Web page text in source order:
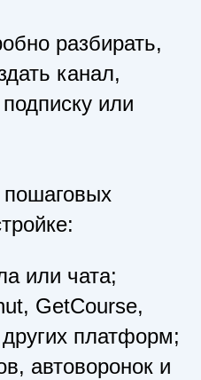
разбирать,
канал,
подписку или
пошаговых
или чата;
GetCourse,
платформ;
автоворонок и